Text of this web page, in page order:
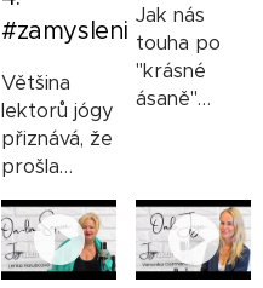
#zamysleni
Většina
lektorů jógy
přiznává, že
prošla
obdobím,
které bylo
na hraně
disciplíny a
Jak nás
touha po
"krásné
ásaně"
pro
prožitek a
přibližuje k